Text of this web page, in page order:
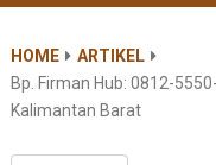
HOME
ARTIKEL
Bp. Firman Hub: 0812-
Kalimantan Barat